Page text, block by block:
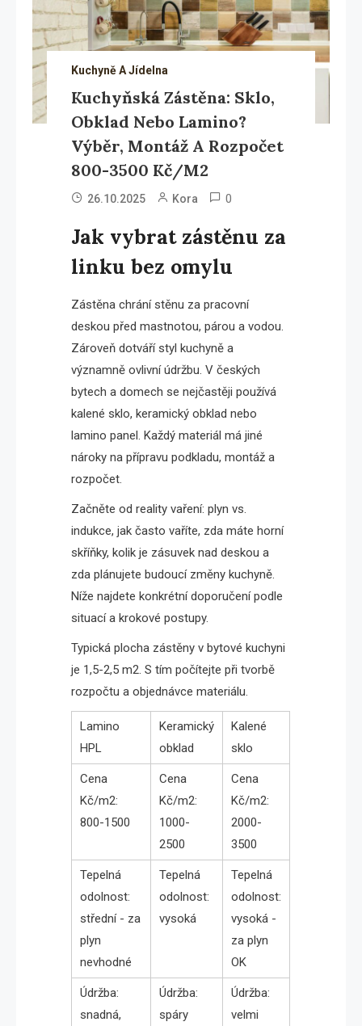
Kuchyně A Jídelna
Kuchyňská Zástěna: Sklo,
Obklad Nebo Lamino?
Výběr, Montáž A Rozpočet
800-3500 Kč/m2
26.10.2025 Kora 0
Jak vybrat zástěnu za
linku bez omylu
Zástěna chrání stěnu za pracovní
deskou před mastnotou, párou a vodou.
Zároveň dotváří styl kuchyně a
významně ovlivní údržbu. V českých
bytech a domech se nejčastěji používá
kalené sklo, keramický obklad nebo
lamino panel. Každý materiál má jiné
nároky na přípravu podkladu, montáž a
rozpočet.
Začněte od reality vaření: plyn vs.
indukce, jak často vaříte, zda máte horní
skříňky, kolik je zásuvek nad deskou a
zda plánujete budoucí změny kuchyně.
Níže najdete konkrétní doporučení podle
situací a krokové postupy.
Typická plocha zástěny v bytové kuchyni
je 1,5-2,5 m2. S tím počítejte při tvorbě
rozpočtu a objednávce materiálu.
Lamino
HPL
Keramický
obklad
Kalené
sklo
Cena
Kč/m2:
800-1500
Cena
Kč/m2:
1000-
2500
Cena
Kč/m2:
2000-
3500
Tepelná
odolnost:
střední - za
plyn
nevhodné
Tepelná
odolnost:
vysoká
Tepelná
odolnost:
vysoká -
za plyn
OK
Údržba:
snadná,
Údržba:
spáry
Údržba:
velmi